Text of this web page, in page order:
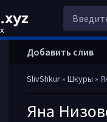
SlivShkur» Шкуры »
Яна
Добавить слив